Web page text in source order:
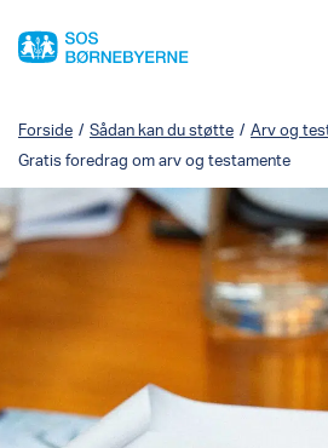
Forside / Sådan kan du støtte / Arv og
Gratis foredrag om arv og testamente